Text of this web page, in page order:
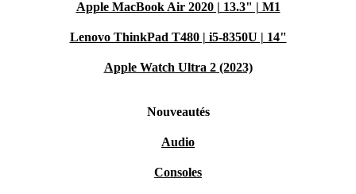
Apple MacBook Air 2020 | 13.3" | M1
Lenovo ThinkPad T480 | i5-8350U | 14"
Apple Watch Ultra 2 (2023)
Nouveautés
Audio
Consoles